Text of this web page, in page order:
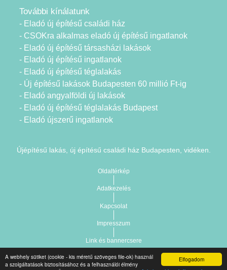
Elfogadom
A webhely sütiket (cookie - kis méretű szöveges file-ok) használ
a szolgáltatások biztosításához és a felhasználói élmény
További kínálatunk
- Eladó új építésű családi ház
- CSOKra alkalmas eladó új építésű ingatlanok
- Eladó új építésű társasházi lakások
- Eladó új építésű ingatlanok
- Eladó új építésű téglalakás
- Új építésű lakások Budapesten 60 millió Ft-ig
- Eladó angyalföldi új lakások
- Eladó új építésű téglalakás Budapest
- Eladó újszerű ingatlanok
Újépítésű lakás, új építésű családi ház Budapesten, vidéken.
Oldaltérkép
Adatkezelés
Kapcsolat
Impresszum
Link és bannercsere
Copyright © 2021.Vár-Köz Kft. - Ingatlan nyilvántartó, ügyviteli és